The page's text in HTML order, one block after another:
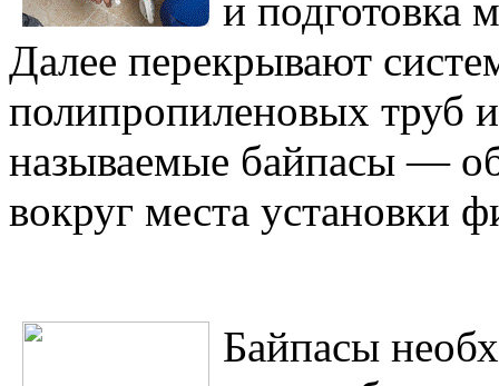
и подготовка
Далее перекрывают
полипропиленовых труб
называемые байпасы —
вокруг места установки
Байпасы